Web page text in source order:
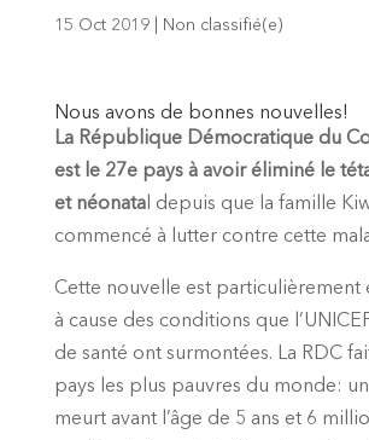
15 Oct 2019| Non classifié(e)
Nous avons de bonnes nouvelles!
La République Démocratique du
est le 27e pays à avoir éliminé le
et néonatal depuis que la famille
commencé à lutter contre cette
Cette nouvelle est particulièrement
à cause des conditions que
de santé ont surmontées. La RDC
pays les plus pauvres du monde:
meurt avant l’âge de 5 ans et 6